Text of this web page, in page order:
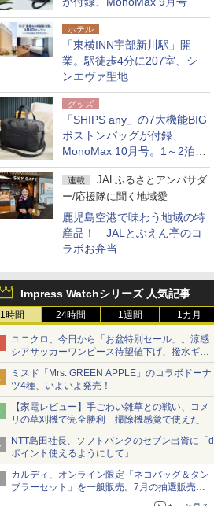
ホテル
「東横INN宇部新川駅」開
業。駅徒歩4分に207室、シ
ンエヴァ聖地
グッズ
「SHIPS any」の7大機能BIG
ボストンバッグが付録、
MonoMax 10月号。1～2泊の
荷物、キャリーオンも可能
連載
JALふるさとアンバサダ
ー/応援隊に聞く地域愛
鹿児島空港で味わう地域の特
産品！ JALとぶえん亭のコ
ラボお弁当
Impress Watchシリーズ 人気記事
1時間 24時間 1週間 1カ月
ユニクロ、今日から「お盆特別セール」。涼感
シアサッカーワンピース待望値下げ、撥水ギア
ショーツは1990円に
ミスド「Mrs. GREEN APPLE」のコラボドーナ
ツ4種、いよいよ発売！
【家電レビュー】手ごわい雑草との戦い、コメ
リの草刈機で完全勝利 掃除機感覚で使えた
NTT島田社長、ソフトバンクのセブン出資に「d
ポイント使えるようにして」
カルディ、オンライン限定「ネコバッグ＆タン
ブラーセット」を一般販売。7月の抽選販売の